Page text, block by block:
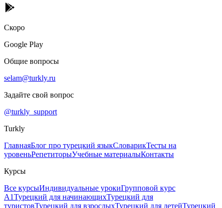
Скоро
Google Play
Общие вопросы
selam@turkly.ru
Задайте свой вопрос
@turkly_support
Turkly
ГлавнаяБлог про турецкий языкСловарикТесты на
уровеньРепетиторыУчебные материалыКонтакты
Курсы
Все курсыИндивидуальные урокиГрупповой курс
А1Турецкий для начинающихТурецкий для
туристовТурецкий для взрослыхТурецкий для детейТурецкий